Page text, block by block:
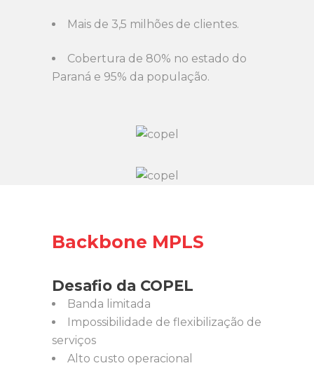
Mais de 3,5 milhões de clientes.
Cobertura de 80% no estado do
Paraná e 95% da população.
Backbone MPLS
Desafio da COPEL
Banda limitada
Impossibilidade de flexibilização de
serviços
Alto custo operacional